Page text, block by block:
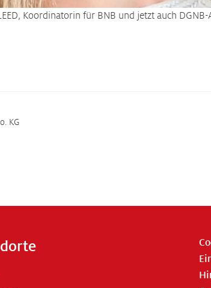
Koordinatorin für BNB und jetzt auch
KG